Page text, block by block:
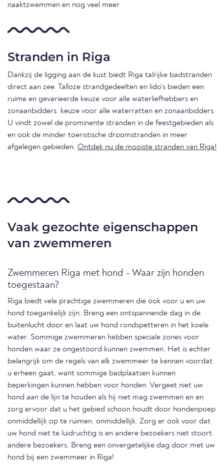
naaktzwemmen en nog veel meer.
Stranden in Riga
Dankzij de ligging aan de kust biedt Riga talrijke badstranden
direct aan zee. Talloze strandgedeelten en lido's bieden een
ruime en gevarieerde keuze voor alle waterliefhebbers en
zonaanbidders. keuze voor alle waterratten en zonaanbidders.
U vindt zowel de prominente stranden in de feestgebieden als
en ook de minder toeristische droomstranden in meer
afgelegen gebieden. Ontdek nu de mooiste stranden van Riga!
Vaak gezochte eigenschappen
van zwemmeren
Zwemmeren Riga met hond - Waar zijn honden
toegestaan?
Riga biedt vele prachtige zwemmeren die ook voor u en uw
hond toegankelijk zijn. Breng een ontspannende dag in de
buitenlucht door en laat uw hond rondspetteren in het koele
water. Sommige zwemmeren hebben speciale zones voor
honden waar ze ongestoord kunnen zwemmen. Het is echter
belangrijk om de regels van elk zwemmeer te kennen voordat
u erheen gaat, want sommige badplaatsen kunnen
beperkingen kunnen hebben voor honden. Vergeet niet uw
hond aan de lijn te houden als hij niet mag zwemmen en en
zorg ervoor dat u het gebied schoon houdt door hondenpoep
onmiddellijk op te ruimen. onmiddellijk. Zorg er ook voor dat
uw hond niet te luidruchtig is en andere bezoekers niet stoort.
andere bezoekers. Breng een onvergetelijke dag door met uw
hond bij een zwemmeer in Riga!